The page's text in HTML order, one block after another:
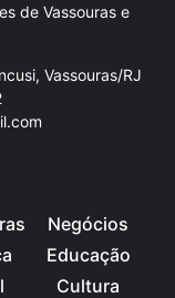
de Vassouras e
Vassouras/RJ
Negócios
Educação
Cultura